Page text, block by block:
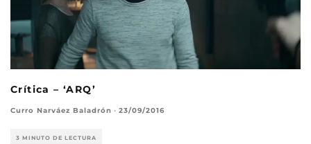
Crítica – ‘ARQ’
Curro Narváez Baladrón · 23/09/2016
3 MINUTO DE LECTURA